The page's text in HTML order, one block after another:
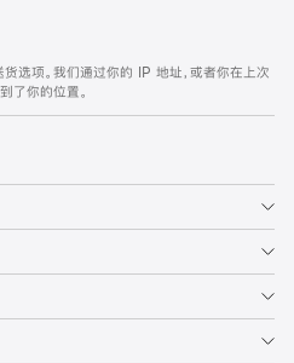
选项。我们通过你的 IP 地址，或者你在上次
了你的位置。